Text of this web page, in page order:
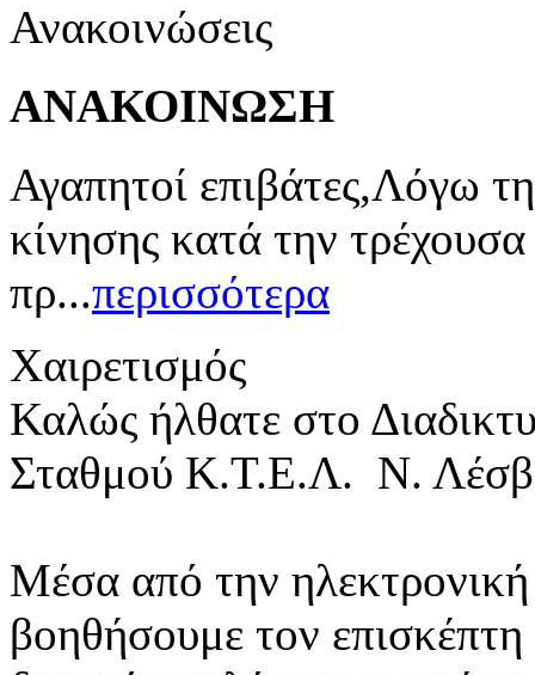
Ανακοινώσεις
ΑΝΑΚΟΙΝΩΣΗ
Αγαπητοί επιβάτες,Λόγω
κίνησης κατά την
πρ...περισσότερα
Χαιρετισμός
Καλώς ήλθατε στο
Σταθμού Κ.Τ.Ε.Λ. Ν.
Μέσα από την ηλεκτρονική
βοηθήσουμε τον